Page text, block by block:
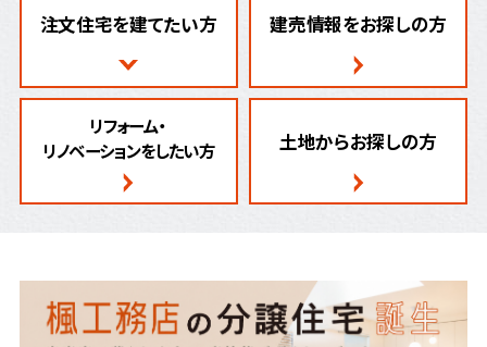
注文住宅を建てたい方 建売情報をお探しの方
リフォーム・
リノベーションをしたい方
土地からお探しの方